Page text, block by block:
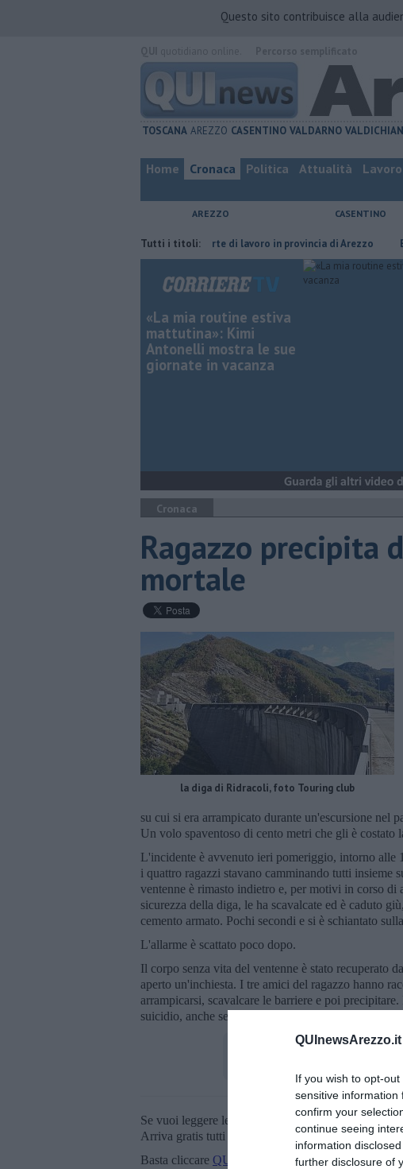
QUInewsArezzo.it
If you wish to opt-
sensitive information
confirm your
continue seeing
information
further disclosure of
Questo sito contribuisce alla
TOSCANA AREZZO CASENTINO VALDARNO
Home Cronaca Politica Attualità Lavoro
AREZZO CASENTINO
Tutti i titoli:
​Tutte le offerte di lavoro in provincia di Arezzo
«La mia routine estiva
mattutina»: Kimi
Antonelli mostra le sue
giornate in vacanza
Cronaca
Ragazzo precipita
mortale
la diga di Ridracoli, foto Touring club
su cui si era arrampicato durante un'escursione nel
Un volo spaventoso di cento metri che gli è costato
L'incidente è avvenuto ieri pomeriggio, intorno alle
i quattro ragazzi stavano camminando tutti insieme
ventenne è rimasto indietro e, per motivi in corso di
sicurezza della diga, le ha scavalcate ed è caduto
cemento armato. Pochi secondi e si è schiantato
L'allarme è scattato poco dopo.
Il corpo senza vita del ventenne è stato recuperato
aperto un'inchiesta. I tre amici del ragazzo hanno
arrampicarsi, scavalcare le barriere e poi
suicidio, anche se sono ancora molti gli elementi che
Se vuoi leggere le notizie principali della Toscana
Arriva gratis tutti i giorni alle 20:00 direttamente
Basta cliccare QUI